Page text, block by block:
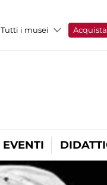
Tutti i musei Acquista
EVENTI